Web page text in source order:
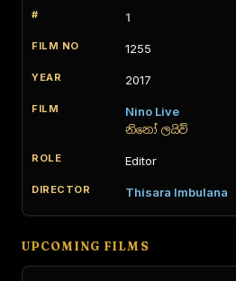
1
1255
2017
Nino Live
නිනෝ ලයිව්
Editor
Thisara Imbulana
UPCOMING FILMS